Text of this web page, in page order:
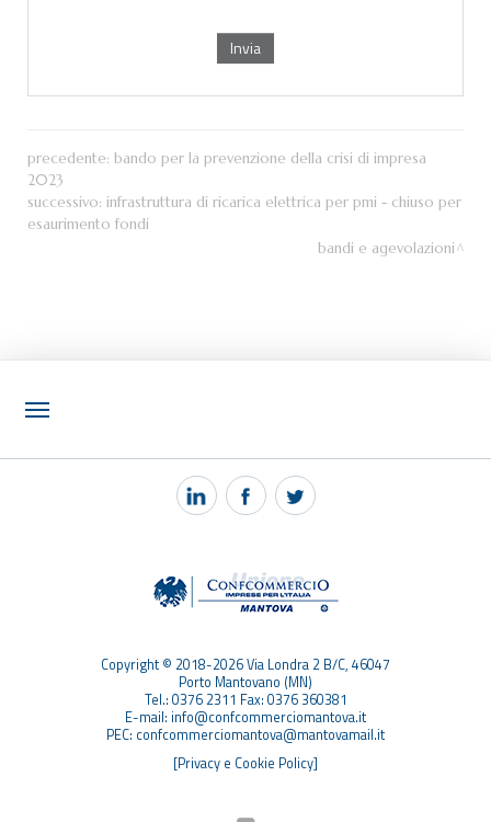
precedente: bando per la prevenzione della crisi di impresa
2023
successivo: infrastruttura di ricarica elettrica per pmi - chiuso per
esaurimento fondi
bandi e agevolazioni
NOTIZIE
PEC MANTOVA MAIL
Copyright © 2018-2026 Via Londra 2 B/C, 46047
Porto Mantovano (MN)
Tel.: 0376 2311 Fax: 0376 360381
E-mail: info@confcommerciomantova.it
PEC: confcommerciomantova@mantovamail.it
[Privacy e Cookie Policy]